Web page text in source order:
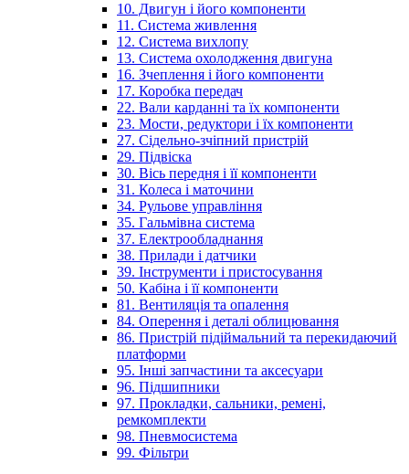
10. Двигун і його компоненти
11. Система живлення
12. Система вихлопу
13. Система охолодження двигуна
16. Зчеплення і його компоненти
17. Коробка передач
22. Вали карданні та їх компоненти
23. Мости, редуктори і їх компоненти
27. Сідельно-зчіпний пристрій
29. Підвіска
30. Вісь передня і її компоненти
31. Колеса і маточини
34. Рульове управління
35. Гальмівна система
37. Електрообладнання
38. Прилади і датчики
39. Інструменти і пристосування
50. Кабіна і її компоненти
81. Вентиляція та опалення
84. Оперення і деталі облицювання
86. Пристрій підіймальний та перекидаючий
платформи
95. Інші запчастини та аксесуари
96. Підшипники
97. Прокладки, сальники, ремені,
ремкомплекти
98. Пневмосистема
99. Фільтри